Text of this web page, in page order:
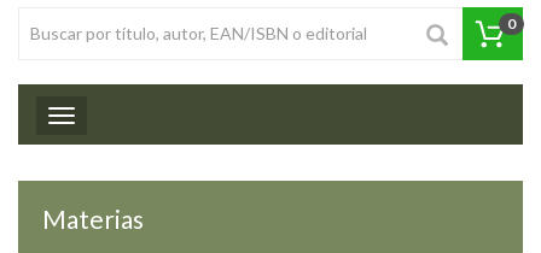
0
Toggle navigation
Materias